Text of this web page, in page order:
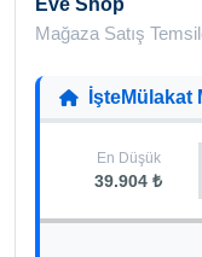
Eve Shop
Mağaza Satış
İşteMülakat
En Düşük
39.904 ₺